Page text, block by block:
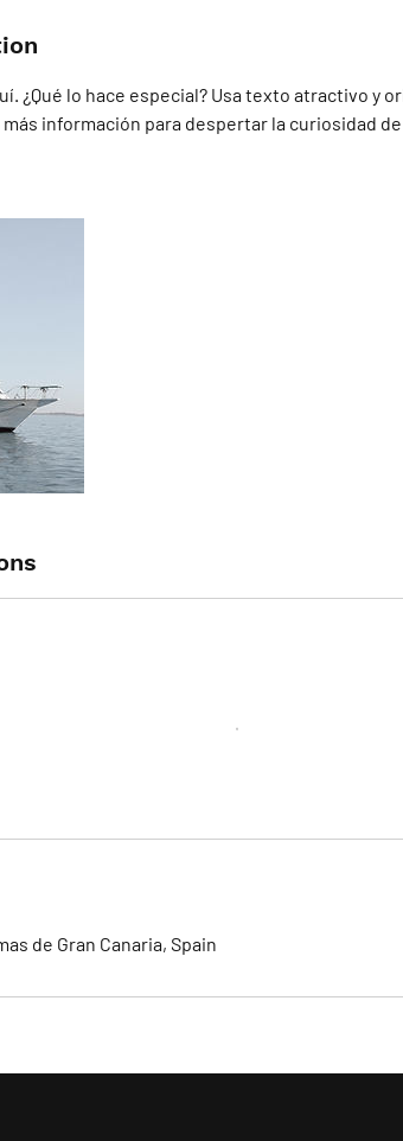
¿Qué lo hace especial? Usa texto atractivo y
información para despertar la curiosidad
de Gran Canaria, Spain